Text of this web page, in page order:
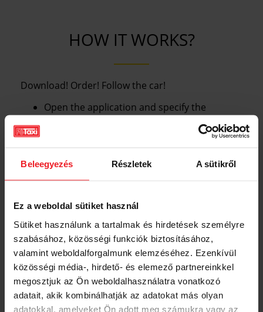
Beleegyezés Részletek A sütikről
Ez a weboldal sütiket használ
Sütiket használunk a tartalmak és hirdetések személyre
szabásához, közösségi funkciók biztosításához,
valamint weboldalforgalmunk elemzéséhez. Ezenkívül
közösségi média-, hirdető- és elemező partnereinkkel
megosztjuk az Ön weboldalhasználatra vonatkozó
adatait, akik kombinálhatják az adatokat más olyan
adatokkal, amelyeket Ön adott meg számukra vagy az
HOW IT WORKS?
Download! Order! Follow the car!
Open the application and specify the
address where the taxi will go for you.
You can see which taxi received your order
arrives.
roads of Budapest.
Pay through the app or at our drivers.
Evaluate the driver at the end of the trip, this
will help us to continuously improve our
service.